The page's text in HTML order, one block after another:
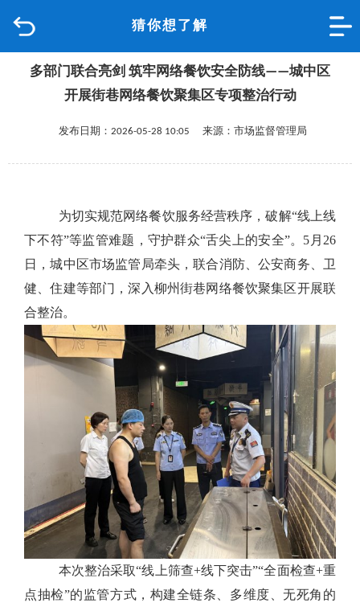
猜你想了解
品质城中
政府信息公开
数据专题
多部门联合亮剑 筑牢网络餐饮安全防线——城中区
开展街巷网络餐饮聚集区专项整治行动
发布日期：2026-05-28 10:05 来源：市场监督管理局
为切实规范网络餐饮服务经营秩序，破解“线上线
下不符”等监管难题，守护群众“舌尖上的安全”。5月26
日，城中区市场监管局牵头，联合消防、公安商务、卫
健、住建等部门，深入柳州街巷网络餐饮聚集区开展联
合整治。
本次整治采取“线上筛查+线下突击”“全面检查+重
点抽检”的监管方式，构建全链条、多维度、无死角的